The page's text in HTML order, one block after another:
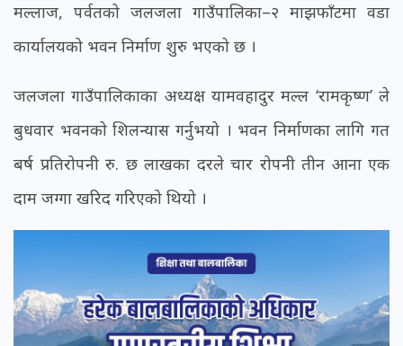
मल्लाज, पर्वतको जलजला गाउँपालिका–२ माझफाँटमा वडा
कार्यालयको भवन निर्माण शुरु भएको छ ।
जलजला गाउँपालिकाका अध्यक्ष यामवहादुर मल्ल ‘रामकृष्ण’ ले
बुधवार भवनको शिलन्यास गर्नुभयो । भवन निर्माणका लागि गत
बर्ष प्रतिरोपनी रु. छ लाखका दरले चार रोपनी तीन आना एक
दाम जग्गा खरिद गरिएको थियो ।